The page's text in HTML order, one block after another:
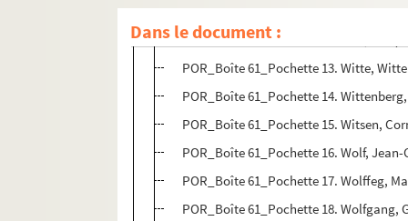
Dans le document :
POR_Boîte 61_Pochette 11. Witt,
POR_Boîte 61_Pochette 12. Witt,
POR_Boîte 61_Pochette 13. Witte,
POR_Boîte 61_Pochette 14.
POR_Boîte 61_Pochette 15. Witsen,
POR_Boîte 61_Pochette 16. Wolf,
POR_Boîte 61_Pochette 17. Wolffeg,
POR_Boîte 61_Pochette 18. Wolfgang,